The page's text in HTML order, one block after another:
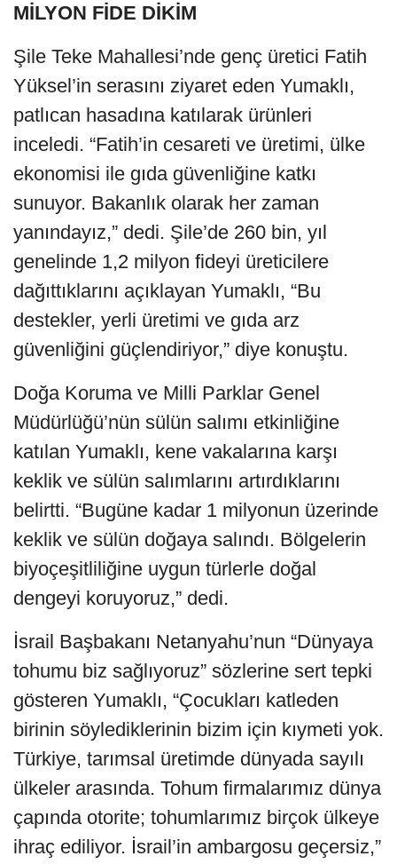
MİLYON FİDE DİKİM
Şile Teke Mahallesi’nde genç üretici Fatih
Yüksel’in serasını ziyaret eden Yumaklı,
patlıcan hasadına katılarak ürünleri
inceledi. “Fatih’in cesareti ve üretimi, ülke
ekonomisi ile gıda güvenliğine katkı
sunuyor. Bakanlık olarak her zaman
yanındayız,” dedi. Şile’de 260 bin, yıl
genelinde 1,2 milyon fideyi üreticilere
dağıttıklarını açıklayan Yumaklı, “Bu
destekler, yerli üretimi ve gıda arz
güvenliğini güçlendiriyor,” diye konuştu.
Doğa Koruma ve Milli Parklar Genel
Müdürlüğü’nün sülün salımı etkinliğine
katılan Yumaklı, kene vakalarına karşı
keklik ve sülün salımlarını artırdıklarını
belirtti. “Bugüne kadar 1 milyonun üzerinde
keklik ve sülün doğaya salındı. Bölgelerin
biyoçeşitliliğine uygun türlerle doğal
dengeyi koruyoruz,” dedi.
İsrail Başbakanı Netanyahu’nun “Dünyaya
tohumu biz sağlıyoruz” sözlerine sert tepki
gösteren Yumaklı, “Çocukları katleden
birinin söylediklerinin bizim için kıymeti yok.
Türkiye, tarımsal üretimde dünyada sayılı
ülkeler arasında. Tohum firmalarımız dünya
çapında otorite; tohumlarımız birçok ülkeye
ihraç ediliyor. İsrail’in ambargosu geçersiz,”